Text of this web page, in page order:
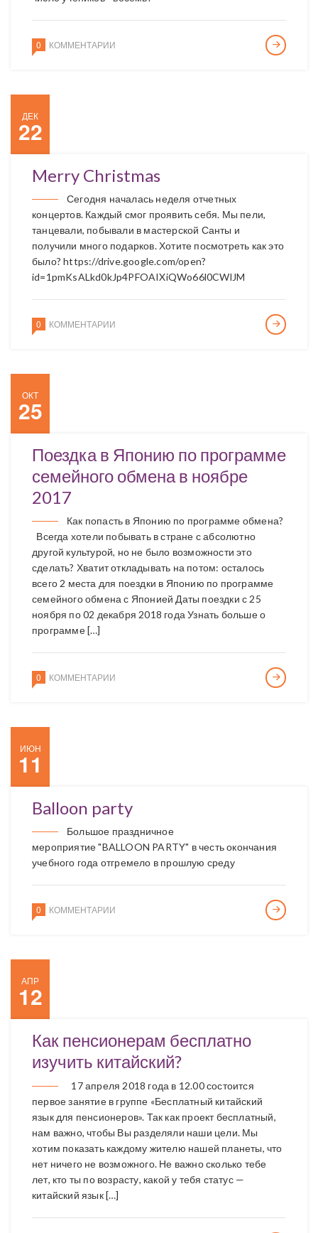
0 КОММЕНТАРИИ
ДЕК
22
Merry Christmas
Сегодня началась неделя отчетных
концертов. Каждый смог проявить себя. Мы пели,
танцевали, побывали в мастерской Санты и
получили много подарков. Хотите посмотреть как это
было? https://drive.google.com/open?
id=1pmKsALkd0kJp4PFOAIXiQWo66l0CWlJM
0 КОММЕНТАРИИ
ОКТ
25
Поездка в Японию по программе
семейного обмена в ноябре
2017
Как попасть в Японию по программе обмена?
Всегда хотели побывать в стране с абсолютно
другой культурой, но не было возможности это
сделать? Хватит откладывать на потом: осталось
всего 2 места для поездки в Японию по программе
семейного обмена с Японией Даты поездки с 25
ноября по 02 декабря 2018 года Узнать больше о
программе […]
0 КОММЕНТАРИИ
ИЮН
11
Balloon party
Большое праздничное
мероприятие "BALLOON PARTY" в честь окончания
учебного года отгремело в прошлую среду
0 КОММЕНТАРИИ
АПР
12
Как пенсионерам бесплатно
изучить китайский?
17 апреля 2018 года в 12.00 состоится
первое занятие в группе «Бесплатный китайский
язык для пенсионеров». Так как проект бесплатный,
нам важно, чтобы Вы разделяли наши цели. Мы
хотим показать каждому жителю нашей планеты, что
нет ничего не возможного. Не важно сколько тебе
лет, кто ты по возрасту, какой у тебя статус —
китайский язык […]